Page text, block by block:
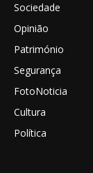
Sociedade
Opinião
Património
Segurança
FotoNoticia
Cultura
Política